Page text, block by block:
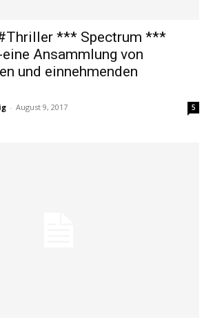
*** Spectrum ***
Ansammlung von
und einnehmenden
- August 9, 2017 5